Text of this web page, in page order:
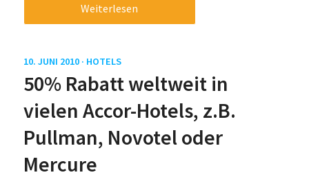
Weiterlesen
10. JUNI 2010 · HOTELS
50% Rabatt weltweit in
vielen Accor-Hotels, z.B.
Pullman, Novotel oder
Mercure